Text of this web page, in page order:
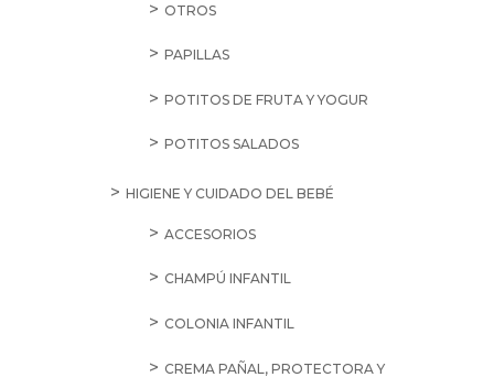
OTROS
PAPILLAS
POTITOS DE FRUTA Y YOGUR
POTITOS SALADOS
HIGIENE Y CUIDADO DEL BEBÉ
ACCESORIOS
CHAMPÚ INFANTIL
COLONIA INFANTIL
CREMA PAÑAL, PROTECTORA Y